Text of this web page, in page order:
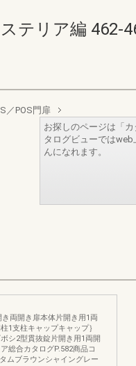
リア編 462-
／POS門扉
お探しのページは「
タログビューでは
んになれます。
両開き扉本体片開き用1両
1支柱キャップキャップ｝
シ2型貫抜錠片開き用1両開
総合カタログP.582商品コ
ブラウンシャイングレー